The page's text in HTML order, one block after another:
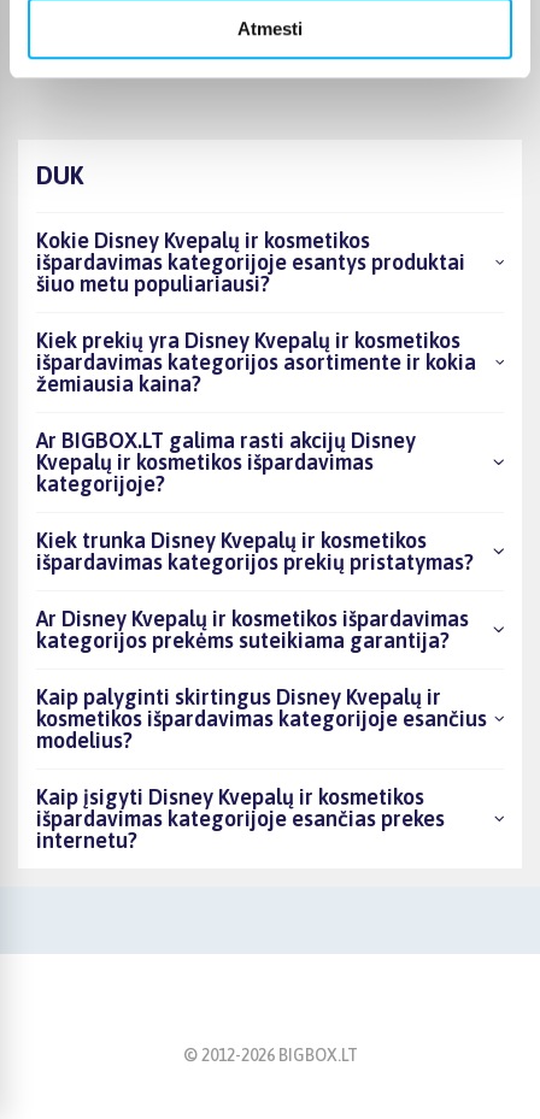
Atmesti
Patvirtintas pirkėjas
DUK
Kokie Disney Kvepalų ir kosmetikos
išpardavimas kategorijoje esantys produktai
šiuo metu populiariausi?
Kiek prekių yra Disney Kvepalų ir kosmetikos
išpardavimas kategorijos asortimente ir kokia
žemiausia kaina?
Ar BIGBOX.LT galima rasti akcijų Disney
Kvepalų ir kosmetikos išpardavimas
kategorijoje?
Kiek trunka Disney Kvepalų ir kosmetikos
išpardavimas kategorijos prekių pristatymas?
Ar Disney Kvepalų ir kosmetikos išpardavimas
kategorijos prekėms suteikiama garantija?
Kaip palyginti skirtingus Disney Kvepalų ir
kosmetikos išpardavimas kategorijoje esančius
modelius?
Kaip įsigyti Disney Kvepalų ir kosmetikos
išpardavimas kategorijoje esančias prekes
internetu?
© 2012-2026BIGBOX.LT